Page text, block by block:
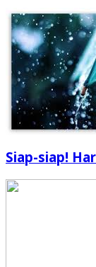
Siap-siap!